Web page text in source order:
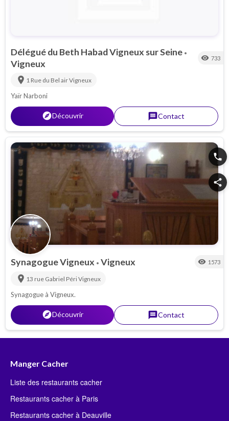
Délégué du Beth Habad Vigneux sur Seine •
Vigneux visibility 733
location_on 1 Rue du Bel airVigneux
Yaïr Narboni
explorerDécouvrir messageContact
phone
share
Synagogue Vigneux • Vigneux visibility 1573
location_on 13 rue Gabriel PériVigneux
Synagogue à Vigneux.
explorerDécouvrir messageContact
Manger Cacher
Liste des restaurants cacher
Restaurants cacher à Paris
Restaurants cacher à Deauville